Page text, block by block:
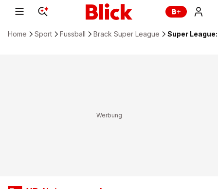
Home Sport Fussball Brack Super League Super